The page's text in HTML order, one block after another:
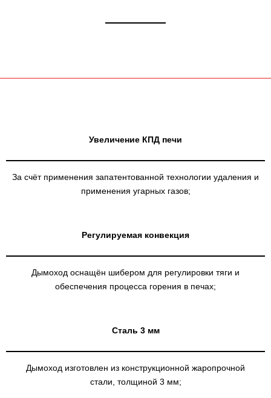
Увеличение КПД печи
За счёт применения запатентованной технологии удаления и
применения угарных газов;
Регулируемая конвекция
Дымоход оснащён шибером для регулировки тяги и
обеспечения процесса горения в печах;
Сталь 3 мм
Дымоход изготовлен из конструкционной жаропрочной
стали, толщиной 3 мм;